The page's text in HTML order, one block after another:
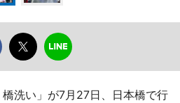
橋洗い」が7月27日、日本橋で行